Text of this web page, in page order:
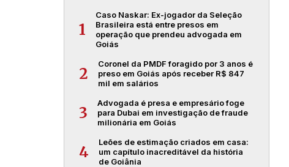
1
Caso Naskar: Ex-jogador da Seleção
Brasileira está entre presos em
operação que prendeu advogada em
Goiás
2
Coronel da PMDF foragido por 3 anos é
preso em Goiás após receber R$ 847
mil em salários
3
Advogada é presa e empresário foge
para Dubai em investigação de fraude
milionária em Goiás
4
Leões de estimação criados em casa:
um capítulo inacreditável da história
de Goiânia